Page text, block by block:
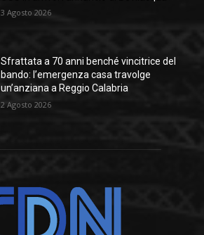
3 Agosto 2026
Sfrattata a 70 anni benché vincitrice del
bando: l’emergenza casa travolge
un’anziana a Reggio Calabria
2 Agosto 2026